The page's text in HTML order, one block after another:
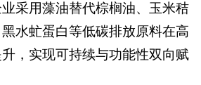
采用藻油替代棕榈油、玉米秸
水虻蛋白等低碳排放原料在高
，实现可持续与功能性双向赋